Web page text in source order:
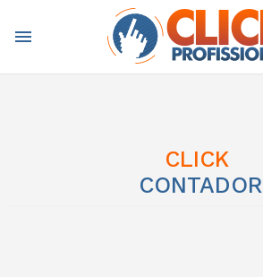
menu
CLICK
CONTADOR